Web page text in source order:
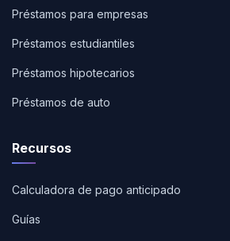
Préstamos para empresas
Préstamos estudiantiles
Préstamos hipotecarios
Préstamos de auto
Recursos
Calculadora de pago anticipado
Guías